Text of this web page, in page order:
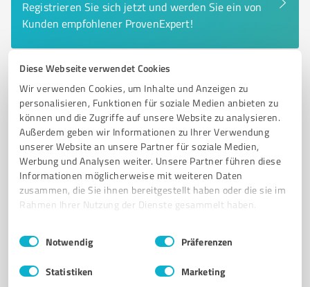
Diese Webseite verwendet Cookies
Wir verwenden Cookies, um Inhalte und Anzeigen zu
personalisieren, Funktionen für soziale Medien anbieten zu
können und die Zugriffe auf unsere Website zu analysieren.
Außerdem geben wir Informationen zu Ihrer Verwendung
unserer Website an unsere Partner für soziale Medien,
Werbung und Analysen weiter. Unsere Partner führen diese
Informationen möglicherweise mit weiteren Daten
zusammen, die Sie ihnen bereitgestellt haben oder die sie im
Rahmen Ihrer Nutzung der Dienste gesammelt haben.
Impressum Datenschutzbestimmungen
Einwilligungsauswahl
Notwendig Präferenzen
Statistiken Marketing
Registrieren Sie sich jetzt und werden Sie ein von
Kunden empfohlener ProvenExpert!
6 Immobilienvermittlung
WINTERBERG IMMOBILIEN
WINTERBERG IMMOBILIEN – Ihr Profi für
Immobilienverkauf und Vermietung
IMMOBILIENVERMITTLUNG IMMOBILIE VERKAUFEN WERTERMITTLUNG
VERMIETUNGSSERVICE SUCHAUFTRAG
info@winterberg-immobilien.com
winterberg-immobilien.com/